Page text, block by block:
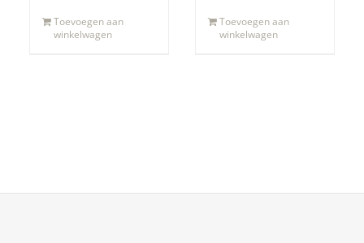
Toevoegen aan
winkelwagen
Toevoegen aan
winkelwagen